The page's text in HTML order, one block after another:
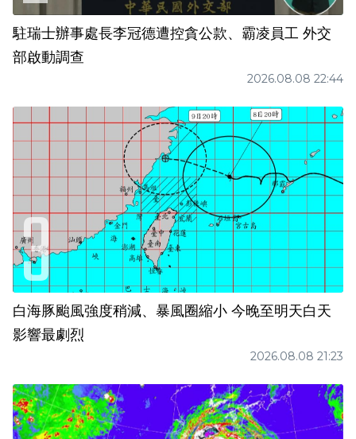
駐瑞士辦事處長李冠德遭控貪公款、霸凌員工 外交
部啟動調查
2026.08.08 22:44
白海豚颱風強度稍減、暴風圈縮小 今晚至明天白天
影響最劇烈
2026.08.08 21:23